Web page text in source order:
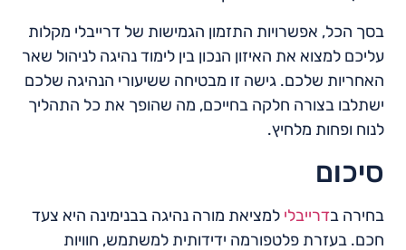
בסך הכל, אפשרויות התזמון הגמישות של דרייבלי מקלות
עליכם למצוא את האיזון הנכון בין לימוד נהיגה לניהול שאר
האחריות שלכם. גישה זו מבטיחה ששיעורי הנהיגה שלכם
ישתלבו בצורה חלקה בחייכם, מה שהופך את כל התהליך
לנוח ופחות מלחיץ.
סיכום
בחירה בדרייבלי למציאת מורה נהיגה בבנימינה היא צעד
חכם. בעזרת פלטפורמה ידידותית למשתמש, חוויות